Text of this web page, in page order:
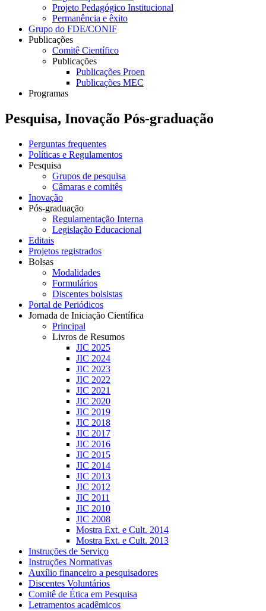
Projeto Pedagógico Institucional
Permanência e êxito
Grupo do FDE/CONIF
Publicações
Comitê Científico
Publicações
Publicações Proen
Publicações MEC
Programas
Pesquisa, Inovação Pós-graduação
Perguntas frequentes
Políticas e Regulamentos
Pesquisa
Grupos de pesquisa
Câmaras e comitês
Inovação
Pós-graduação
Regulamentação Interna
Legislação Educacional
Editais
Projetos registrados
Bolsas
Modalidades
Formulários
Discentes bolsistas
Portal de Periódicos
Jornada de Iniciação Científica
Principal
Livros de Resumos
JIC 2025
JIC 2024
JIC 2023
JIC 2022
JIC 2021
JIC 2020
JIC 2019
JIC 2018
JIC 2017
JIC 2016
JIC 2015
JIC 2014
JIC 2013
JIC 2012
JIC 2011
JIC 2010
JIC 2008
Mostra Ext. e Cult. 2014
Mostra Ext. e Cult. 2013
Instruções de Serviço
Instruções Normativas
Auxílio financeiro a pesquisadores
Discentes Voluntários
Comitê de Ética em Pesquisa
Letramentos acadêmicos